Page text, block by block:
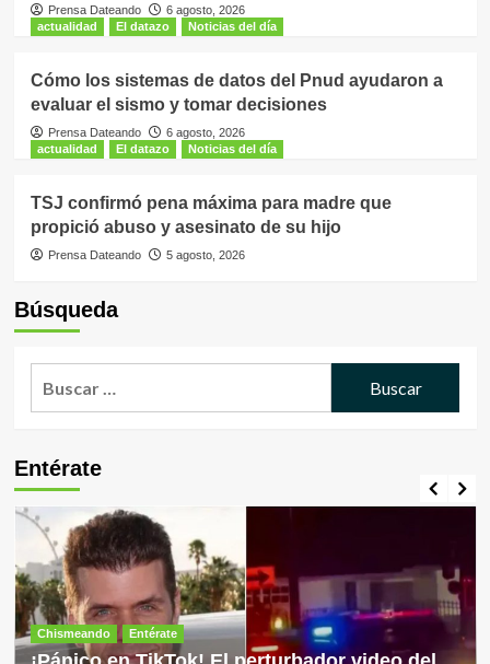
Prensa Dateando
6 agosto, 2026
actualidad
El datazo Noticias del día
Cómo los sistemas de datos del Pnud ayudaron a
evaluar el sismo y tomar decisiones
Prensa Dateando
6 agosto, 2026
actualidad
El datazo Noticias del día
TSJ confirmó pena máxima para madre que
propició abuso y asesinato de su hijo
Prensa Dateando 5 agosto, 2026
Búsqueda
Entérate
Chismeando Entérate